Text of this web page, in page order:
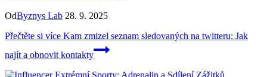
OdByznys Lab 28. 9. 2025
Přečtěte si více Kam zmizel seznam sledovaných na twitteru: Jak
najít a obnovit kontakty